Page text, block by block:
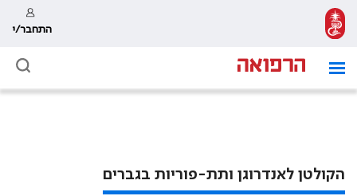
התחבר/י
הקולטן לאנדרוגן ותת-פוריות בגברים